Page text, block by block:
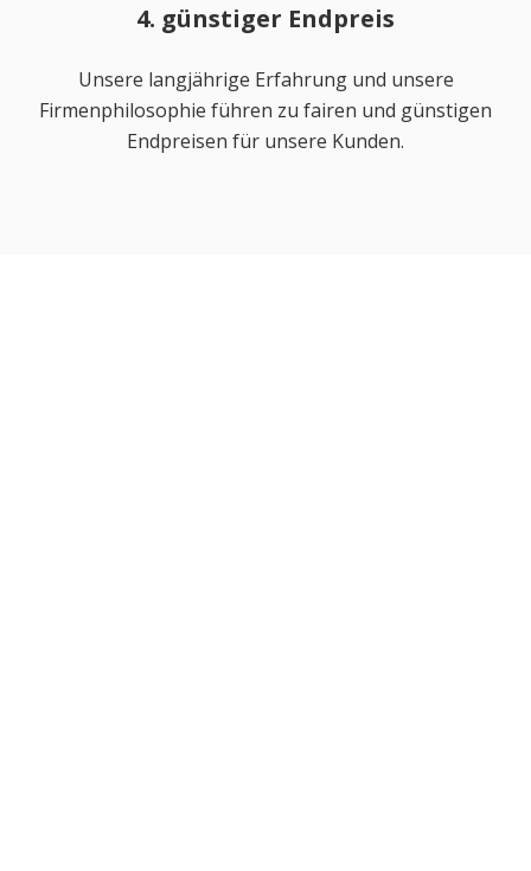
4. günstiger Endpreis
Unsere langjährige Erfahrung und unsere
Firmenphilosophie führen zu fairen und günstigen
Endpreisen für unsere Kunden.